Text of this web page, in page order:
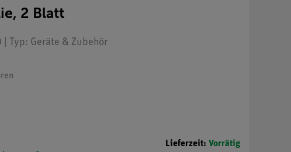
2 Blatt
Typ: Geräte & Zubehör
Lieferzeit: Vorrätig